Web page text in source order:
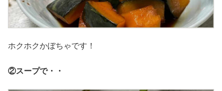
ホクホクかぼちゃです！
②スープで・・